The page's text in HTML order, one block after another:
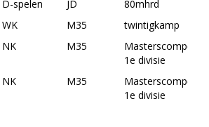
D-spelen JD
80mhrd
WK M35
twintigkamp
NK M35
Masterscompetitie
1e divisie
NK M35
Masterscompetitie
1e divisie